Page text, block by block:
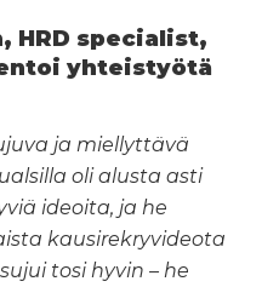
HRD specialist,
yhteistyötä
ja miellyttävä
oli alusta asti
ideoita, ja he
kausirekryvideota
tosi hyvin – he